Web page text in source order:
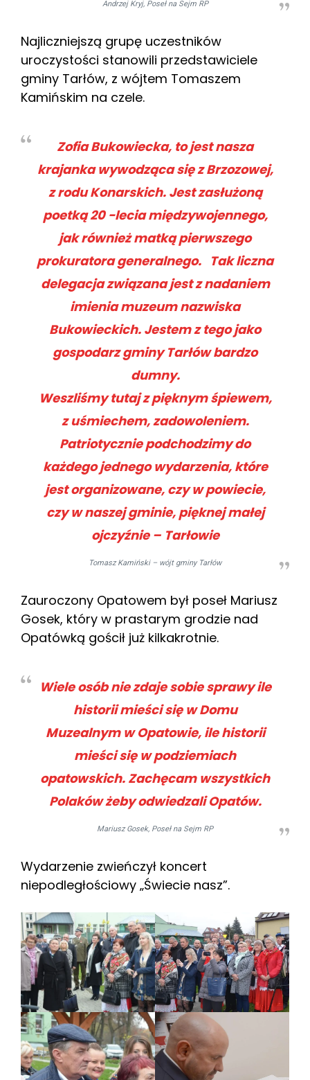
Andrzej Kryj, Poseł na Sejm RP
Najliczniejszą grupę uczestników
uroczystości stanowili przedstawiciele
gminy Tarłów, z wójtem Tomaszem
Kamińskim na czele.
Zofia Bukowiecka, to jest nasza
krajanka wywodząca się z Brzozowej,
z rodu Konarskich. Jest zasłużoną
poetką 20 -lecia międzywojennego,
jak również matką pierwszego
prokuratora generalnego. Tak liczna
delegacja związana jest z nadaniem
imienia muzeum nazwiska
Bukowieckich. Jestem z tego jako
gospodarz gminy Tarłów bardzo
dumny.
Weszliśmy tutaj z pięknym śpiewem,
z uśmiechem, zadowoleniem.
Patriotycznie podchodzimy do
każdego jednego wydarzenia, które
jest organizowane, czy w powiecie,
czy w naszej gminie, pięknej małej
ojczyźnie – Tarłowie
Tomasz Kamiński – wójt gminy Tarłów
Zauroczony Opatowem był poseł Mariusz
Gosek, który w prastarym grodzie nad
Opatówką gościł już kilkakrotnie.
Wiele osób nie zdaje sobie sprawy ile
historii mieści się w Domu
Muzealnym w Opatowie, ile historii
mieści się w podziemiach
opatowskich. Zachęcam wszystkich
Polaków żeby odwiedzali Opatów.
Mariusz Gosek, Poseł na Sejm RP
Wydarzenie zwieńczył koncert
niepodległościowy „Świecie nasz”.